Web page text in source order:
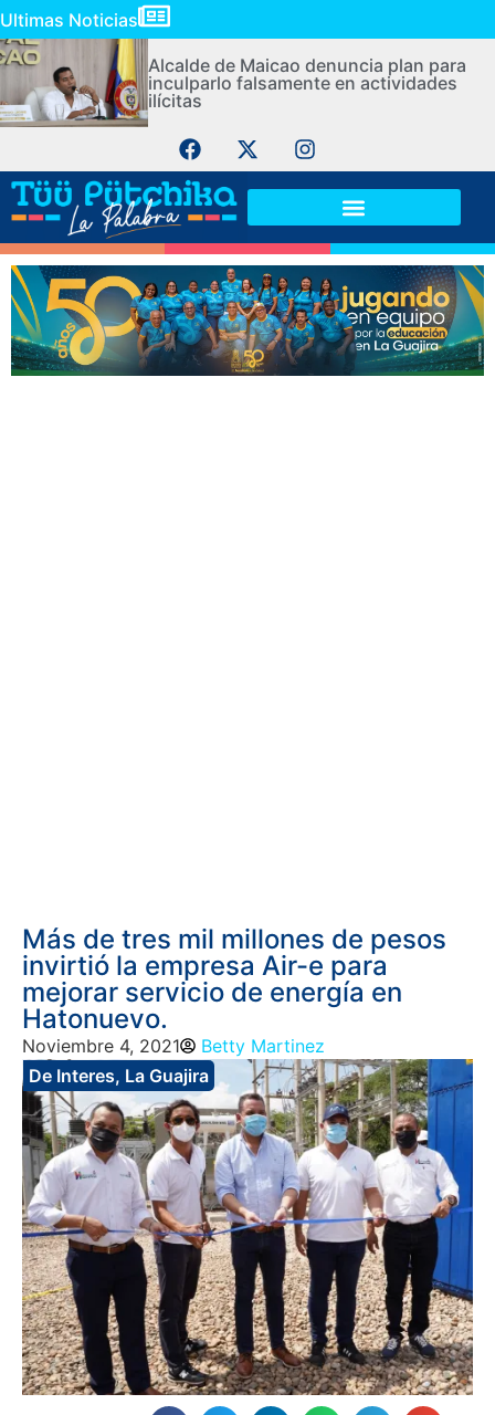
Ultimas Noticias
Alcalde de Maicao denuncia plan para
inculparlo falsamente en actividades
ilícitas
Más de tres mil millones de pesos
invirtió la empresa Air-e para
mejorar servicio de energía en
Hatonuevo.
Noviembre 4, 2021
Betty Martinez
De Interes, La Guajira